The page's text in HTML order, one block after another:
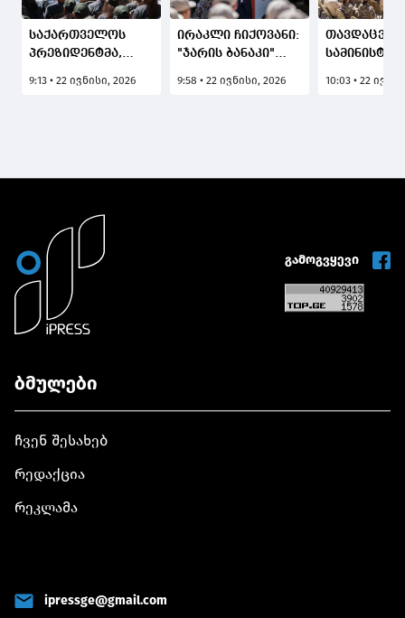
საქართველოს
პრეზიდენტმა,
ყაველაშვილმა
მიმართა
9:13 • 22 ივნისი, 2026
ირაკლი ჩიქოვანი:
"ჯარის ბანაკი"
წარმატებული
გვაქვს
9:58 • 22 ივნისი, 2026
თავდაცვის
ბანაკი"
10:03 • 22
გამოგვყევი
ბმულები
ჩვენ შესახებ
რედაქცია
რეკლამა
ipressge@gmail.com